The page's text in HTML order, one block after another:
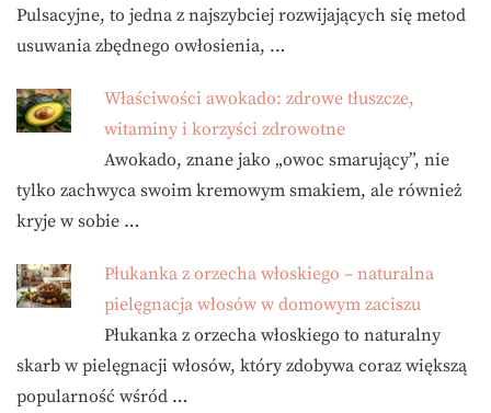
Pulsacyjne, to jedna z najszybciej rozwijających się metod
usuwania zbędnego owłosienia, …
Właściwości awokado: zdrowe tłuszcze,
witaminy i korzyści zdrowotne
Awokado, znane jako „owoc smarujący”, nie
tylko zachwyca swoim kremowym smakiem, ale również
kryje w sobie …
Płukanka z orzecha włoskiego – naturalna
pielęgnacja włosów w domowym zaciszu
Płukanka z orzecha włoskiego to naturalny
skarb w pielęgnacji włosów, który zdobywa coraz większą
popularność wśród …